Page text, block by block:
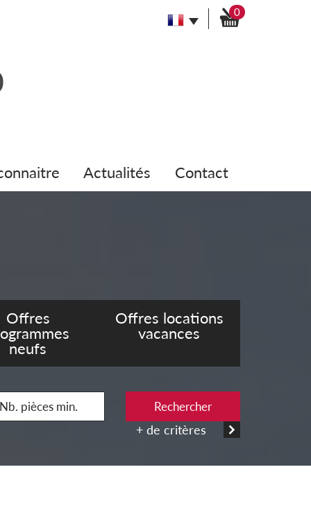
0
actualités contact
Offres
neufs
Offres locations
vacances
Rechercher
+ de critères